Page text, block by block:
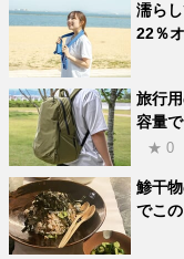
濡ら
22％
旅行
容量
★ 0
鯵干
でこの